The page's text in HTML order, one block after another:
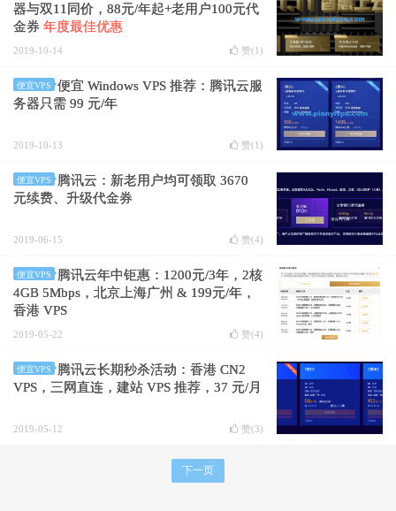
器与双11同价，88元/年起+老用户100元代
金券 年度最佳优惠
2019-10-14 赞(1 )
便宜VPS
便宜 Windows VPS 推荐：腾讯云服
务器只需 99 元/年
2019-10-13 赞(1 )
便宜VPS
腾讯云：新老用户均可领取 3670
元续费、升级代金券
2019-06-15 赞(4)
便宜VPS
腾讯云年中钜惠：1200元/3年，2核
4GB 5Mbps，北京上海广州 & 199元/年，
香港 VPS
2019-05-22 赞(4)
便宜VPS
腾讯云长期秒杀活动：香港 CN2
VPS，三网直连，建站 VPS 推荐，37 元/月
2019-05-12 赞(3)
下一页